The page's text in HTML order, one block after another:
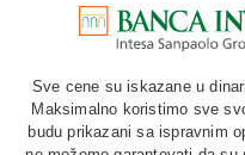
Sve cene su iskazane u
Maksimalno koristimo sve
budu prikazani sa ispravnim